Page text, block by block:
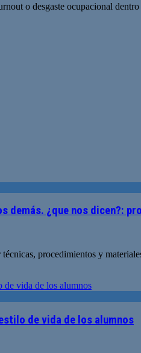
o desgaste ocupacional
demás. ¿que nos dicen?:
procedimientos y
de vida de los alumnos